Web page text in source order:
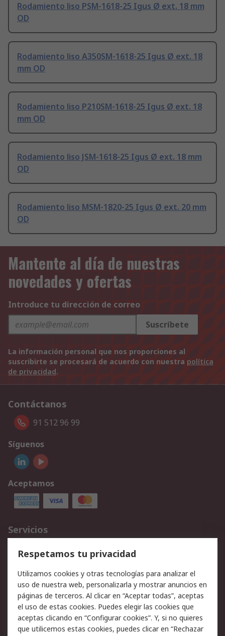
Rodamiento liso PSM-1618-25 Igus Ø ext. 18 mm
OD
Rodamiento liso A350SM-1618-25 Igus Ø ext. 18
mm OD
Rodamiento liso P210SM-1618-25 Igus Ø ext. 18
mm OD
Rodamiento liso JSM-1618-25 Igus Ø ext. 18 mm
OD
Rodamiento liso MSM-1820-25 Igus Ø ext. 20 mm
OD
Mantente al día de nuestras
novedades y ofertas
Introduce tu dirección de correo
Suscríbete
La información personal que nos proporciones al
suscribirte se procesará de acuerdo con nuestra política
de privacidad.
Contáctanos
91 512 96 99
Síguenos
Aceptamos
Servicios
Cómo realizar pedidos
Devoluciones
Facturación y pago
Ofertas
Soporte técnico
Legal
Aviso legal
Política de privacidad -
Actualizada
Respetamos tu privacidad
Utilizamos cookies y otras tecnologías para analizar el
uso de nuestra web, personalizarla y mostrar anuncios en
páginas de terceros. Al clicar en “Aceptar todas”, aceptas
el uso de estas cookies. Puedes elegir las cookies que
aceptas clicando en “Configurar cookies”. Y, si no quieres
que utilicemos estas cookies, puedes clicar en “Rechazar